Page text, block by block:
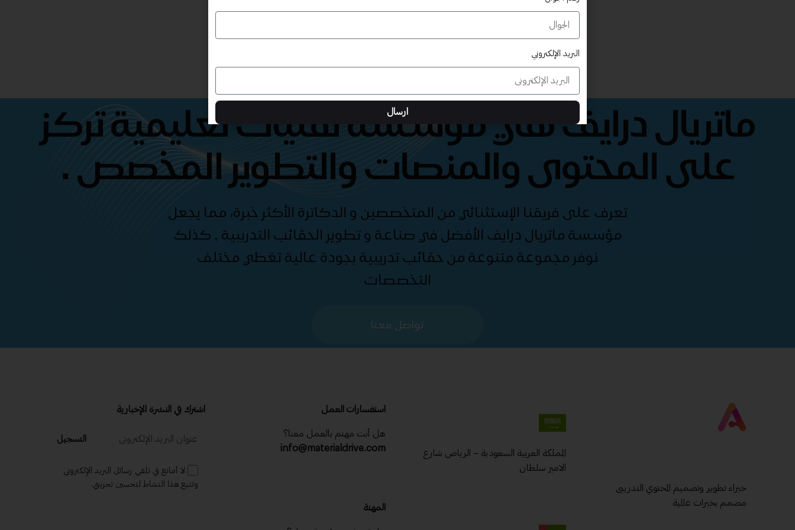
ماتريال درايف هي مؤسسة تقنيات تعليمية تركز
على المحتوى والمنصات والتطوير المخصص .
تعرف على فريقنا الإستثنائي من المتخصصين و الدكاترة الأكثر خبرة، مما يجعل
مؤسسة ماتريال درايف الأفضل في صناعة و تطوير الحقائب التدريبية , كذلك
نوفر مجموعة متنوعة من حقائب تدريبية بجودة عالية تغطي مختلف
التخصصات
تواصل معنا
خبراء تطوير وتصميم المحتوي التدريبى
مصمم بخبرات عالمية
المملكة العربية السعودية – الرياض شارع
الامير سلطان
استفسارات العمل
هل أنت مهتم بالعمل معنا؟
info@materialdrive.com
المهنة
اشترك في النشرة الإخبارية
التسجيل
لا أمانع في تلقي رسائل البريد الإلكتروني
وتتبع هذا النشاط لتحسين تجربتي.
البريد الإلكتروني
ارسال